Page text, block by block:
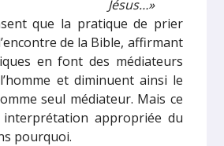
Jésus…»
que la pratique de prier
de la Bible, affirmant
en font des médiateurs
et diminuent ainsi le
seul médiateur. Mais ce
interprétation appropriée du
pourquoi.